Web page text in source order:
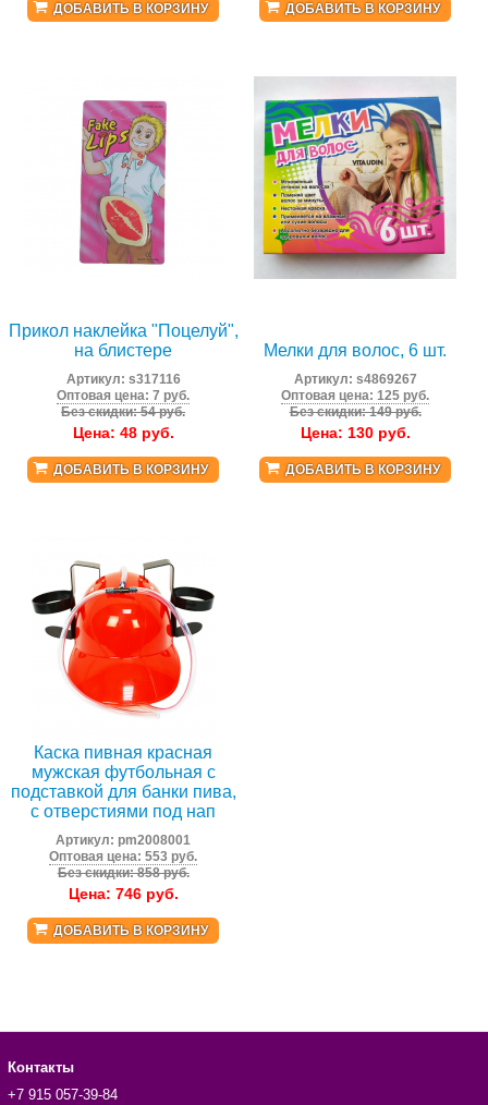
ДОБАВИТЬ В КОРЗИНУ ДОБАВИТЬ В КОРЗИНУ
Прикол наклейка "Поцелуй",
на блистере
Артикул: s317116
Оптовая цена: 7 руб.
Без скидки: 54 руб.
Цена: 48руб.
ДОБАВИТЬ В КОРЗИНУ
Мелки для волос, 6 шт.
Артикул: s4869267
Оптовая цена: 125 руб.
Без скидки: 149 руб.
Цена: 130руб.
ДОБАВИТЬ В КОРЗИНУ
Каска пивная красная
мужская футбольная с
подставкой для банки пива,
с отверстиями под нап
Артикул: pm2008001
Оптовая цена: 553 руб.
Без скидки: 858 руб.
Цена: 746руб.
ДОБАВИТЬ В КОРЗИНУ
Контакты
+7 915 057-39-84